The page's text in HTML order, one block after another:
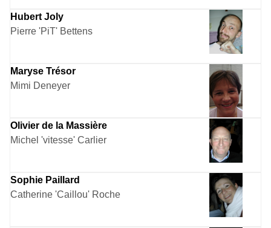
Hubert Joly
Pierre 'PiT' Bettens
Maryse Trésor
Mimi Deneyer
Olivier de la Massière
Michel 'vitesse' Carlier
Sophie Paillard
Catherine 'Caillou' Roche